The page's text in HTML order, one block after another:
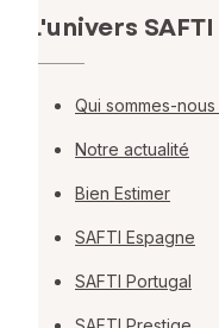
L'univers SAFTI
Qui sommes-nous
Notre actualité
Bien Estimer
SAFTI Espagne
SAFTI Portugal